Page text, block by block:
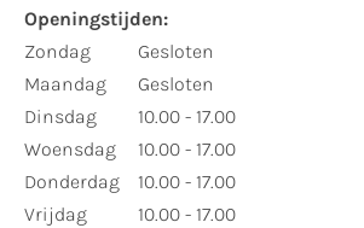
Openingstijden:
Zondag
Maandag
Dinsdag
Woensdag
Donderdag
Vrijdag
Gesloten
Gesloten
10.00 - 17.00
10.00 - 17.00
10.00 - 17.00
10.00 - 17.00